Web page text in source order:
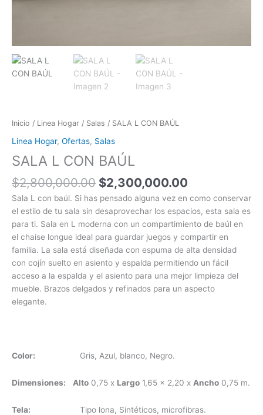
Inicio / Linea Hogar / Salas / SALA L CON BAÚL
Linea Hogar, Ofertas, Salas
SALA L CON BAÚL
$2,800,000.00 $2,300,000.00
Sala L con baúl. Si has pensado alguna vez en como conservar
el estilo de tu sala sin desaprovechar los espacios, esta sala es
para ti. Sala en L moderna con un compartimiento de baúl en
el chaise longue ideal para guardar juegos y compartir en
familia. La sala está diseñada con espuma de alta densidad
con cojín suelto en asiento y espalda permitiendo un fácil
acceso a la espalda y el asiento para una mejor limpieza del
mueble. Brazos delgados y refinados para un aspecto
elegante.
Color: Gris, Azul, blanco, Negro.
Dimensiones: Alto 0,75 x Largo 1,65 x 2,20 x Ancho 0,75 m.
Tela: Tipo lona, Sintéticos, microfibras.